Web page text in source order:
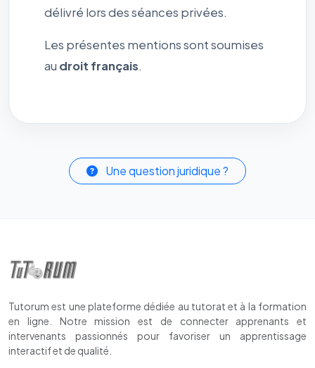
délivré lors des séances privées.
Les présentes mentions sont soumises
au droit français.
Une question juridique ?
Tutorum est une plateforme dédiée au tutorat et à la formation
en ligne. Notre mission est de connecter apprenants et
intervenants passionnés pour favoriser un apprentissage
interactif et de qualité.